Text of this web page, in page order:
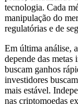
tecnologia. Cada
manipulação do
regulatórias e de
Em última análise,
depende das
buscam ganhos
investidores
mais estável.
nas criptomoedas